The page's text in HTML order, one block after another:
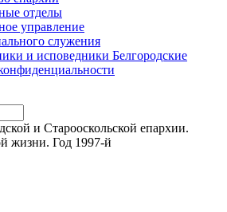
отделы
управление
служения
и исповедники Белгородские